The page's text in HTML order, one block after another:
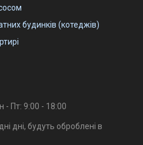
будинків (котеджів)
- Пт: 9:00 - 18:00
дні, будуть оброблені в